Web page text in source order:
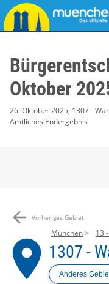
Oktober
26. Oktober 2025, 1307 -
Amtliches Endergebnis
arrow_back Vorheriges Gebiet
place
München 13
1307 -
Anderes